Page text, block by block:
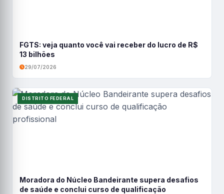
FGTS: veja quanto você vai receber do lucro de R$
13 bilhões
29/07/2026
DISTRITO FEDERAL
Moradora do Núcleo Bandeirante supera desafios
de saúde e conclui curso de qualificação